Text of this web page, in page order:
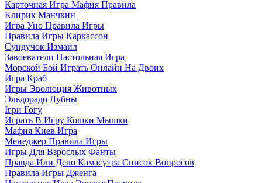
Карточная Игра Мафия Правила
Клирик Манчкин
Игра Уно Правила Игры
Правила Игры Каркассон
Сундучок Измаил
Завоеватели Настольная Игра
Морской Бой Играть Онлайн На Двоих
Игра Краб
Игры Эволюция Животных
Эльдорадо Лубны
Ігри Гогу
Играть В Игру Кошки Мышки
Мафия Киев Игра
Менеджер Правила Игры
Игры Для Взрослых Фанты
Правда Или Дело Камасутра Список Вопросов
Правила Игры Дженга